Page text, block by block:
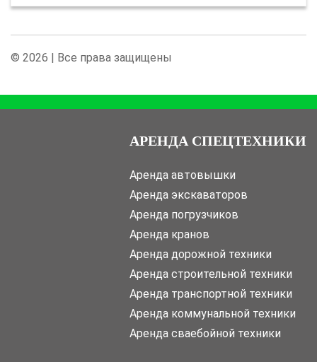
© 2026 | Все права защищены
АРЕНДА СПЕЦТЕХНИКИ
Аренда автовышки
Аренда экскаваторов
Аренда погрузчиков
Аренда кранов
Аренда дорожной техники
Аренда строительной техники
Аренда транспортной техники
Аренда коммунальной техники
Аренда сваебойной техники